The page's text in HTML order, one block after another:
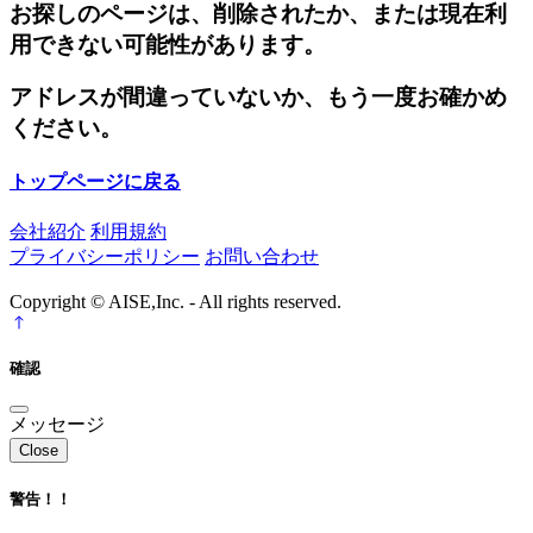
お探しのページは、削除されたか、または現在利
用できない可能性があります。
アドレスが間違っていないか、もう一度お確かめ
ください。
トップページに戻る
会社紹介 利用規約
プライバシーポリシー お問い合わせ
Copyright © AISE,Inc. - All rights reserved.
確認
メッセージ
Close
警告！！